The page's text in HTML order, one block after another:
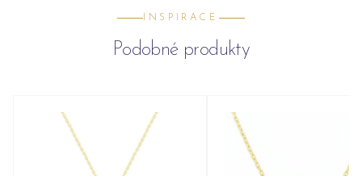
INSPIRACE
Podobné produkty